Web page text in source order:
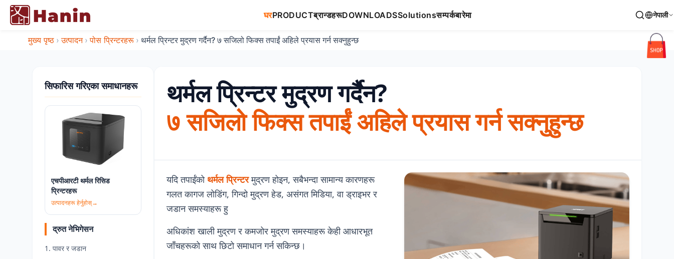
घरPRODUCTब्रान्डहरूDOWNLOADSSolutionsसम्पर्कबारेमा नेपाली
मुख्य पृष्ठ › उत्पादन › पोस प्रिन्टरहरू › थर्मल प्रिन्टर मुद्रण गर्दैन? ७ सजिलो फिक्स तपाईं अहिले प्रयास गर्न सक्नुहुन्छ
सिफारिस गरिएका समाधानहरू
एचपीआरटी थर्मल रिसिड
प्रिन्टरहरू
उत्पादनहरू हेर्नुहोस्→
द्रुत नेभिगेसन
1. पावर र जडान
थर्मल प्रिन्टर मुद्रण गर्दैन?
७ सजिलो फिक्स तपाईं अहिले प्रयास गर्न सक्नुहुन्छ
यदि तपाईंकोथर्मल प्रिन्टरमुद्रण होइन, सबैभन्दा सामान्य कारणहरू
गलत कागज लोडिंग, गिन्दो मुद्रण हेड, असंगत मिडिया, वा ड्राइभर र
जडान समस्याहरू हु
अधिकांश खाली मुद्रण र कमजोर मुद्रण समस्याहरू केही आधारभूत
जाँचहरूको साथ छिटो समाधान गर्न सकिन्छ।